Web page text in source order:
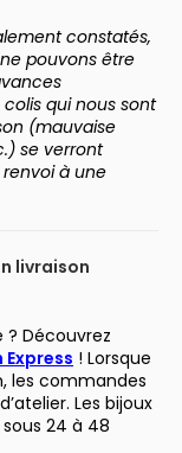
constatés,
pouvons être
qui nous sont
(mauvaise
se verront
renvoi à une
livraison
? Découvrez
! Lorsque
les commandes
Les bijoux
24 à 48